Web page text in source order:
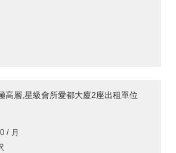
高層,星級會所愛都大廈2座出租單位
/ 月